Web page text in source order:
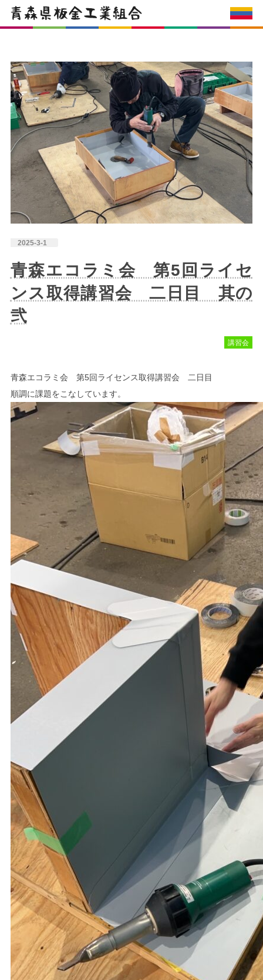
2025-3-1
青森エコラミ会 第5回ライセ
ンス取得講習会 二日目 其の
弐
講習会
青森エコラミ会 第5回ライセンス取得講習会 二日目
順調に課題をこなしています。